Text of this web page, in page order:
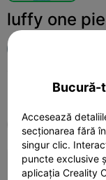
luffy one
Print Settings (1)
Toate K2
Bucură-
Accesează
secționarea fără
singur clic.
puncte exclusive
aplicația Creality